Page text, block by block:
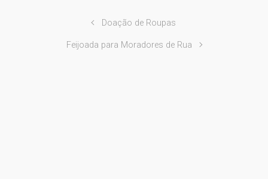
Doação de Roupas
Feijoada para Moradores de Rua